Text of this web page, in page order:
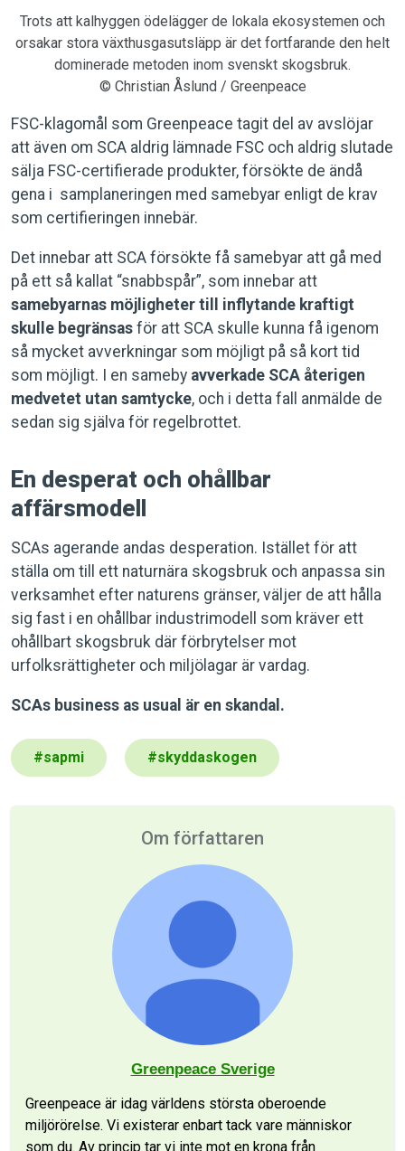
Trots att kalhyggen ödelägger de lokala ekosystemen och
orsakar stora växthusgasutsläpp är det fortfarande den helt
dominerade metoden inom svenskt skogsbruk.
© Christian Åslund / Greenpeace
FSC-klagomål som Greenpeace tagit del av avslöjar
att även om SCA aldrig lämnade FSC och aldrig slutade
sälja FSC-certifierade produkter, försökte de ändå
gena i samplaneringen med samebyar enligt de krav
som certifieringen innebär.
Det innebar att SCA försökte få samebyar att gå med
på ett så kallat “snabbspår”, som innebar att
samebyarnas möjligheter till inflytande kraftigt
skulle begränsas för att SCA skulle kunna få igenom
så mycket avverkningar som möjligt på så kort tid
som möjligt. I en sameby avverkade SCA återigen
medvetet utan samtycke, och i detta fall anmälde de
sedan sig själva för regelbrottet.
En desperat och ohållbar
affärsmodell
SCAs agerande andas desperation. Istället för att
ställa om till ett naturnära skogsbruk och anpassa sin
verksamhet efter naturens gränser, väljer de att hålla
sig fast i en ohållbar industrimodell som kräver ett
ohållbart skogsbruk där förbrytelser mot
urfolksrättigheter och miljölagar är vardag.
SCAs business as usual är en skandal.
#sapmi #skyddaskogen
Om författaren
Greenpeace Sverige
Greenpeace är idag världens största oberoende
miljörörelse. Vi existerar enbart tack vare människor
som du. Av princip tar vi inte mot en krona från